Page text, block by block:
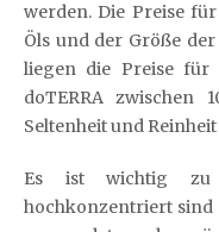
werden. Die Preise
Öls und der Größe
liegen die Preise für
doTERRA
Seltenheit und Reinheit
Es ist wichtig zu
hochkonzentriert